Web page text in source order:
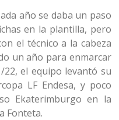
año se daba un paso
en la plantilla, pero
el técnico a la cabeza
un año para enmarcar
22, el equipo levantó su
LF Endesa, y poco
Ekaterimburgo en la
Fonteta.